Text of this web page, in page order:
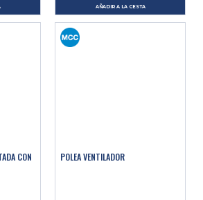
AÑADIR A LA CESTA
CON POLEA VENTILADOR